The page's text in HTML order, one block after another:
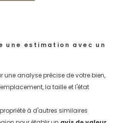
une estimation avec un
analyse précise de votre bien,
la taille et l'état
à d'autres similaires